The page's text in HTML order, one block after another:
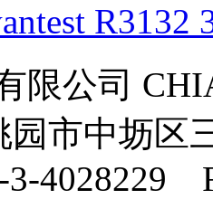
R3132
限公司
园市中坜区
3-4028229